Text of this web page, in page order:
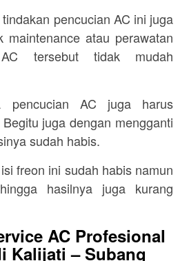
pencucian AC ini juga
maintenance atau perawatan
tersebut tidak mudah
pencucian AC juga harus
juga dengan mengganti
sudah habis.
freon ini sudah habis namun
hasilnya juga kurang
AC Profesional
Kalijati – Subang